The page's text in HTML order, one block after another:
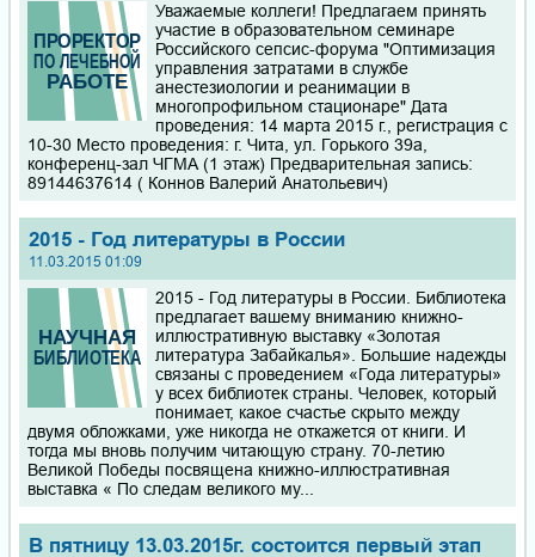
Уважаемые коллеги! Предлагаем принять
участие в образовательном семинаре
Российского сепсис-форума "Оптимизация
управления затратами в службе
анестезиологии и реанимации в
многопрофильном стационаре" Дата
проведения: 14 марта 2015 г., регистрация с
10-30 Место проведения: г. Чита, ул. Горького 39а,
конференц-зал ЧГМА (1 этаж) Предварительная запись:
89144637614 ( Коннов Валерий Анатольевич)
2015 - Год литературы в России
11.03.2015 01:09
2015 - Год литературы в России. Библиотека
предлагает вашему вниманию книжно-
иллюстративную выставку «Золотая
литература Забайкалья». Большие надежды
связаны с проведением «Года литературы»
у всех библиотек страны. Человек, который
понимает, какое счастье скрыто между
двумя обложками, уже никогда не откажется от книги. И
тогда мы вновь получим читающую страну. 70-летию
Великой Победы посвящена книжно-иллюстративная
выставка « По следам великого му...
В пятницу 13.03.2015г. состоится первый этап